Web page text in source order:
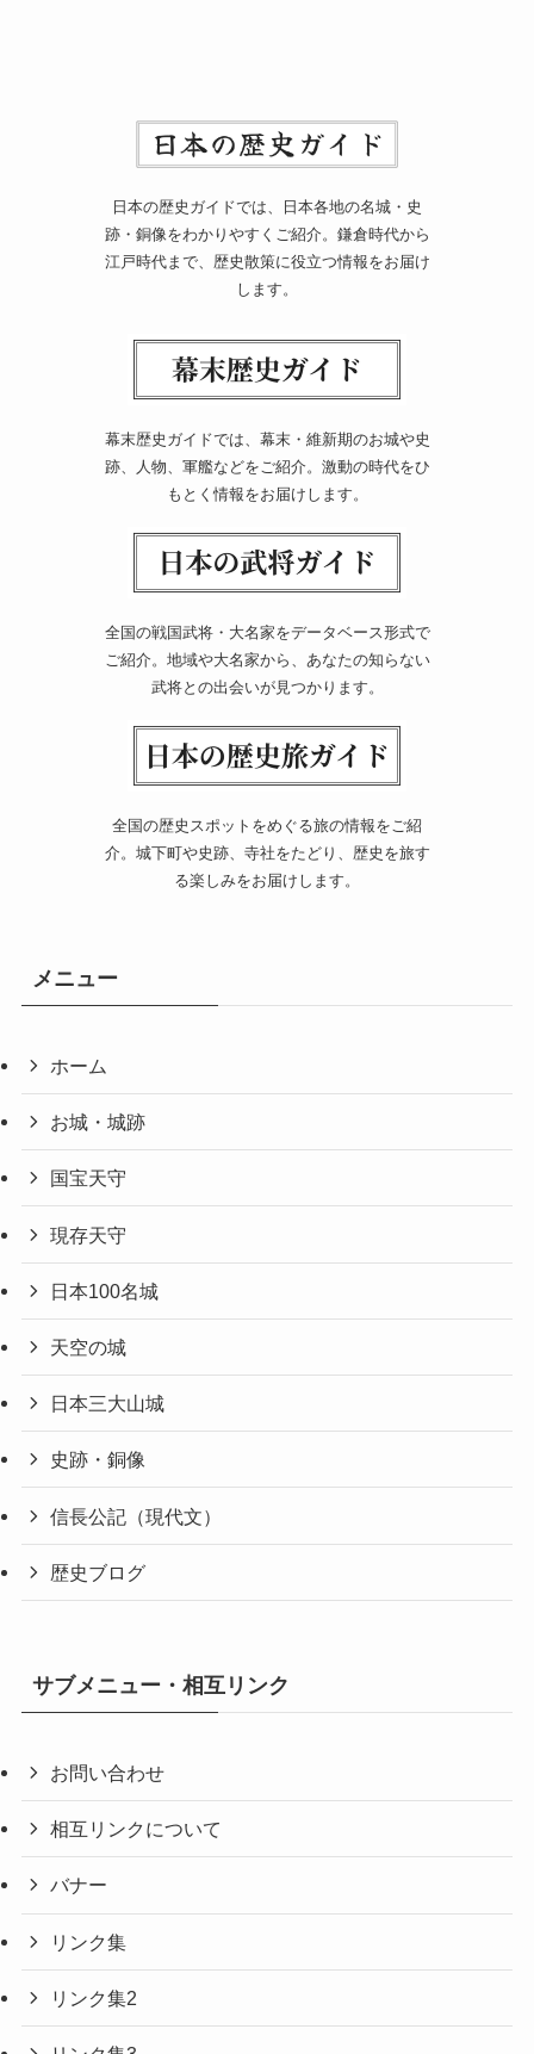
日本の歴史ガイドでは、日本各地の名城・史
跡・銅像をわかりやすくご紹介。鎌倉時代から
江戸時代まで、歴史散策に役立つ情報をお届け
します。
幕末歴史ガイドでは、幕末・維新期のお城や史
跡、人物、軍艦などをご紹介。激動の時代をひ
もとく情報をお届けします。
全国の戦国武将・大名家をデータベース形式で
ご紹介。地域や大名家から、あなたの知らない
武将との出会いが見つかります。
全国の歴史スポットをめぐる旅の情報をご紹
介。城下町や史跡、寺社をたどり、歴史を旅す
る楽しみをお届けします。
メニュー
ホーム
お城・城跡
国宝天守
現存天守
日本100名城
天空の城
日本三大山城
史跡・銅像
信長公記（現代文）
歴史ブログ
サブメニュー・相互リンク
お問い合わせ
相互リンクについて
バナー
リンク集
リンク集2